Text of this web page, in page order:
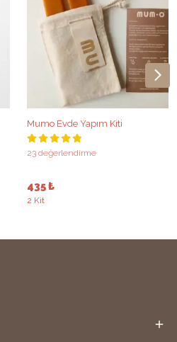
Mumo Evde Yapım Kiti
23 değerlendirme
435 ₺
2 Kit